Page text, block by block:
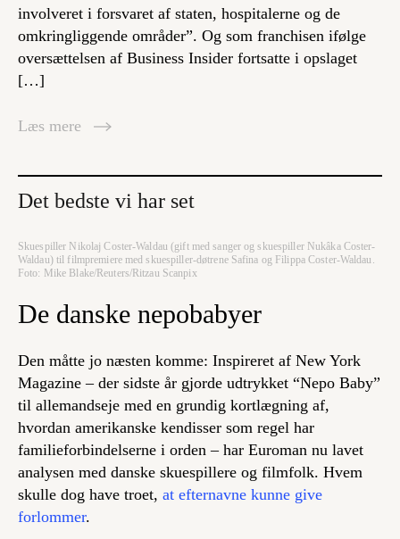
involveret i forsvaret af staten, hospitalerne og de
omkringliggende områder”. Og som franchisen ifølge
oversættelsen af Business Insider fortsatte i opslaget
[…]
Læs mere
Det bedste vi har set
Skuespiller Nikolaj Coster-Waldau (gift med sanger og skuespiller Nukâka Coster-
Waldau) til filmpremiere med skuespiller-døtrene Safina og Filippa Coster-Waldau.
Foto: Mike Blake/Reuters/Ritzau Scanpix
De danske nepobabyer
Den måtte jo næsten komme: Inspireret af New York
Magazine – der sidste år gjorde udtrykket “Nepo Baby”
til allemandseje med en grundig kortlægning af,
hvordan amerikanske kendisser som regel har
familieforbindelserne i orden – har Euroman nu lavet
analysen med danske skuespillere og filmfolk. Hvem
skulle dog have troet, at efternavne kunne give
forlommer.